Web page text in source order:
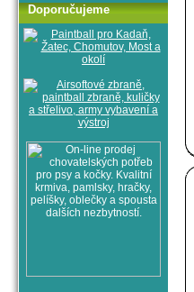
Doporučujeme